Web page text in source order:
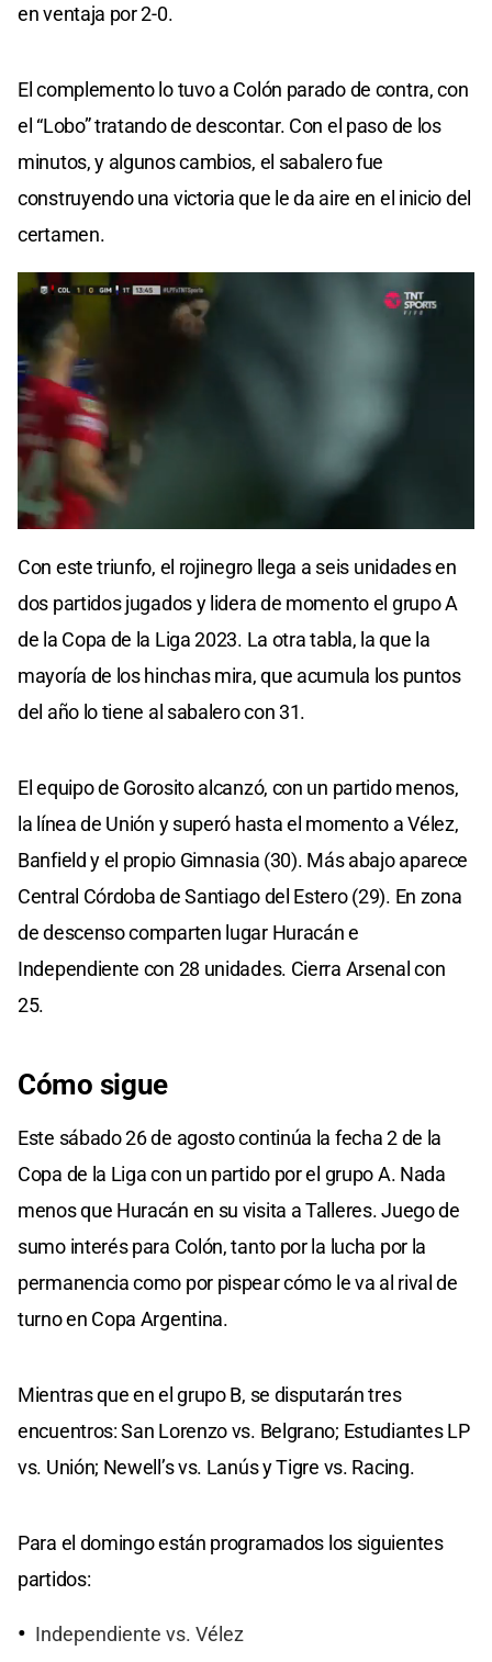
en ventaja por 2-0.
El complemento lo tuvo a Colón parado de contra, con
el “Lobo” tratando de descontar. Con el paso de los
minutos, y algunos cambios, el sabalero fue
construyendo una victoria que le da aire en el inicio del
certamen.
Con este triunfo, el rojinegro llega a seis unidades en
dos partidos jugados y lidera de momento el grupo A
de la Copa de la Liga 2023. La otra tabla, la que la
mayoría de los hinchas mira, que acumula los puntos
del año lo tiene al sabalero con 31.
El equipo de Gorosito alcanzó, con un partido menos,
la línea de Unión y superó hasta el momento a Vélez,
Banfield y el propio Gimnasia (30). Más abajo aparece
Central Córdoba de Santiago del Estero (29). En zona
de descenso comparten lugar Huracán e
Independiente con 28 unidades. Cierra Arsenal con
25.
Cómo sigue
Este sábado 26 de agosto continúa la fecha 2 de la
Copa de la Liga con un partido por el grupo A. Nada
menos que Huracán en su visita a Talleres. Juego de
sumo interés para Colón, tanto por la lucha por la
permanencia como por pispear cómo le va al rival de
turno en Copa Argentina.
Mientras que en el grupo B, se disputarán tres
encuentros: San Lorenzo vs. Belgrano; Estudiantes LP
vs. Unión; Newell’s vs. Lanús y Tigre vs. Racing.
Para el domingo están programados los siguientes
partidos:
Independiente vs. Vélez